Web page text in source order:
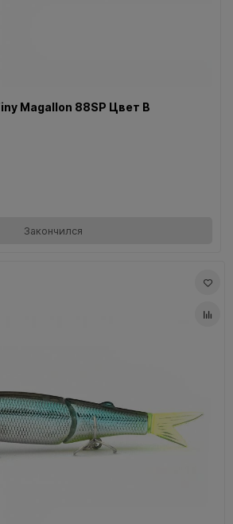
Magallon 88SP Цвет B
Закончился